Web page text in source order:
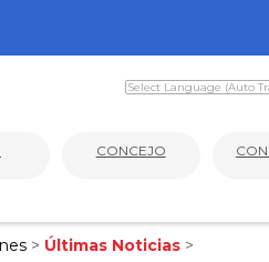
CONCEJO
> Últimas Noticias >